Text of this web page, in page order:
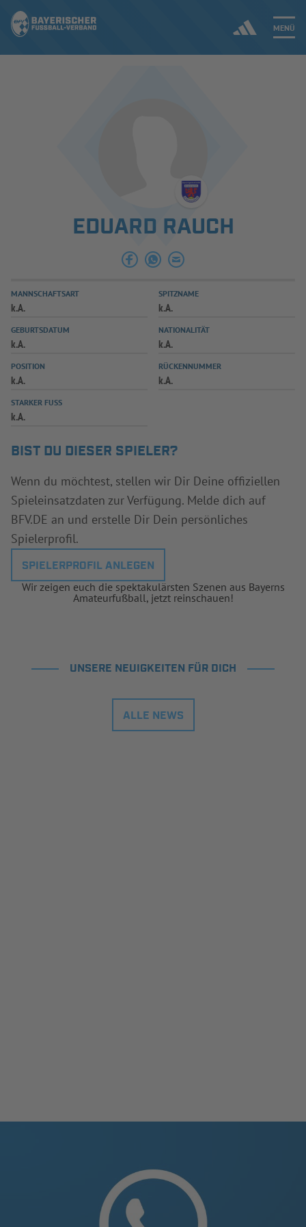
MENÜ
SPIELBETRIEB & VERBANDSLEBEN
AUSBILDUNG & FÖRDERUNG
SPIELPLUS
EDUARD RAUCH
MANNSCHAFTSART
k.A.
SPITZNAME
k.A.
GEBURTSDATUM
k.A.
NATIONALITÄT
k.A.
POSITION
k.A.
RÜCKENNUMMER
k.A.
STARKER FUSS
k.A.
BIST DU DIESER SPIELER?
Wenn du möchtest, stellen wir Dir Deine offiziellen
Spieleinsatzdaten zur Verfügung. Melde dich auf
BFV.DE an und erstelle Dir Dein persönliches
Spielerprofil.
SPIELERPROFIL ANLEGEN
Wir zeigen euch die spektakulärsten Szenen aus Bayerns
Amateurfußball, jetzt reinschauen!
UNSERE NEUIGKEITEN FÜR DICH
ALLE NEWS